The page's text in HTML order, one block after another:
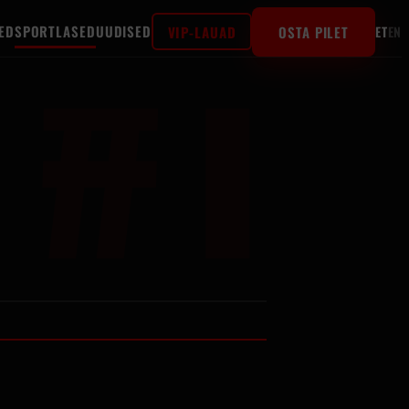
SPORTLASEDUUDISED VIP-LAUAD OSTA PILET ETEN
#1